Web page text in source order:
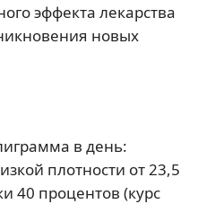
эффекта лекарства
новых
в день:
плотности от 23,5
40 процентов (курс